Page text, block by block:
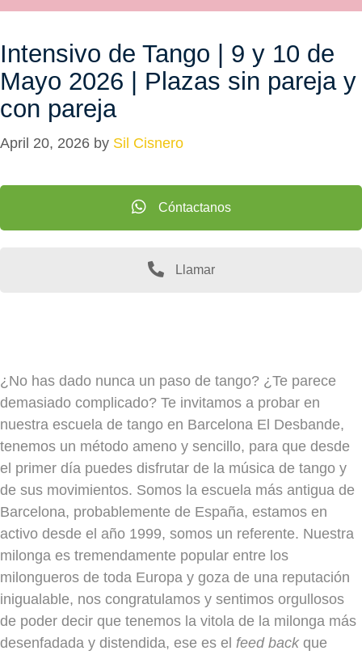
Intensivo de Tango | 9 y 10 de
Mayo 2026 | Plazas sin pareja y
con pareja
April 20, 2026 by Sil Cisnero
Cóntactanos
Llamar
¿No has dado nunca un paso de tango? ¿Te parece
demasiado complicado? Te invitamos a probar en
nuestra escuela de tango en Barcelona El Desbande,
tenemos un método ameno y sencillo, para que desde
el primer día puedes disfrutar de la música de tango y
de sus movimientos. Somos la escuela más antigua de
Barcelona, probablemente de España, estamos en
activo desde el año 1999, somos un referente. Nuestra
milonga es tremendamente popular entre los
milongueros de toda Europa y goza de una reputación
inigualable, nos congratulamos y sentimos orgullosos
de poder decir que tenemos la vitola de la milonga más
desenfadada y distendida, ese es el feed backque